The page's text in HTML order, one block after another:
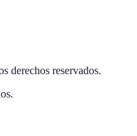
derechos reservados.